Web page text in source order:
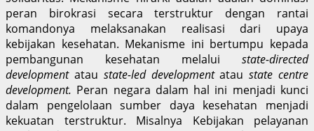
peran birokrasi secara terstruktur dengan rantai
komandonya melaksanakan realisasi dari upaya
kebijakan kesehatan. Mekanisme ini bertumpu kepada
pembangunan kesehatan melalui state-directed
developmentatau state-led developmentataustate centre
development. Peran negara dalam hal ini menjadi kunci
dalam pengelolaan sumber daya kesehatan menjadi
kekuatan terstruktur. Misalnya Kebijakan pelayanan